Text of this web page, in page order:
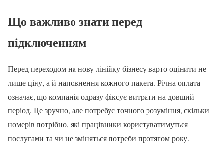
Що важливо знати перед
підключенням
Перед переходом на нову лінійку бізнесу варто оцінити не
лише ціну, а й наповнення кожного пакета. Річна оплата
означає, що компанія одразу фіксує витрати на довший
період. Це зручно, але потребує точного розуміння, скільки
номерів потрібно, які працівники користуватимуться
послугами та чи не зміняться потреби протягом року.